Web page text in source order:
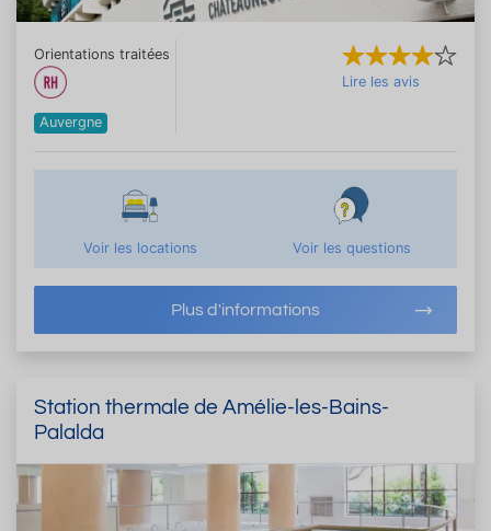
Orientations traitées
Auvergne
Lire les avis
Voir les locations Voir les questions
Plus d'informations
Station thermale de Amélie-les-Bains-
Palalda